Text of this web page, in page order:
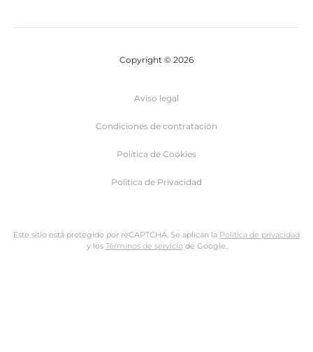
Copyright © 2026
Aviso legal
Condiciones de contratación
Política de Cookies
Politica de Privacidad
Este sitio está protegido por reCAPTCHA. Se aplican la Política de privacidad
y los Términos de serviciode Google.